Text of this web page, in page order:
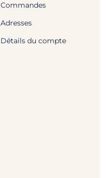
Commandes
Adresses
Détails du compte